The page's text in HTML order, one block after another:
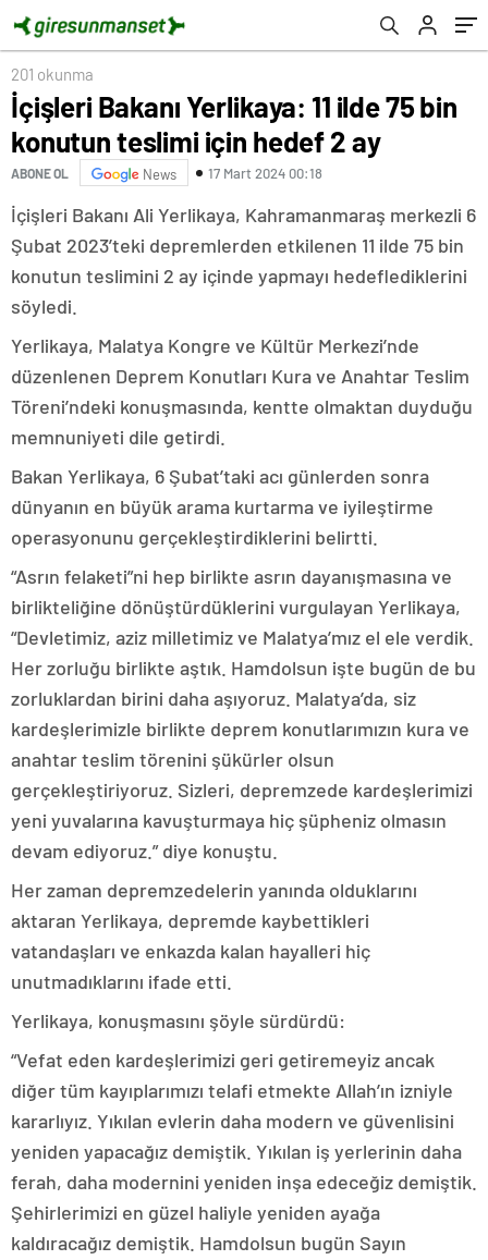
201 okunma
İçişleri Bakanı Yerlikaya: 11 ilde 75 bin
konutun teslimi için hedef 2 ay
ABONE OL News 17 Mart 2024 00:18
İçişleri Bakanı Ali Yerlikaya, Kahramanmaraş merkezli 6
Şubat 2023’teki depremlerden etkilenen 11 ilde 75 bin
konutun teslimini 2 ay içinde yapmayı hedeflediklerini
söyledi.
Yerlikaya, Malatya Kongre ve Kültür Merkezi’nde
düzenlenen Deprem Konutları Kura ve Anahtar Teslim
Töreni’ndeki konuşmasında, kentte olmaktan duyduğu
memnuniyeti dile getirdi.
Bakan Yerlikaya, 6 Şubat’taki acı günlerden sonra
dünyanın en büyük arama kurtarma ve iyileştirme
operasyonunu gerçekleştirdiklerini belirtti.
“Asrın felaketi”ni hep birlikte asrın dayanışmasına ve
birlikteliğine dönüştürdüklerini vurgulayan Yerlikaya,
“Devletimiz, aziz milletimiz ve Malatya’mız el ele verdik.
Her zorluğu birlikte aştık. Hamdolsun işte bugün de bu
zorluklardan birini daha aşıyoruz. Malatya’da, siz
kardeşlerimizle birlikte deprem konutlarımızın kura ve
anahtar teslim törenini şükürler olsun
gerçekleştiriyoruz. Sizleri, depremzede kardeşlerimizi
yeni yuvalarına kavuşturmaya hiç şüpheniz olmasın
devam ediyoruz.” diye konuştu.
Her zaman depremzedelerin yanında olduklarını
aktaran Yerlikaya, depremde kaybettikleri
vatandaşları ve enkazda kalan hayalleri hiç
unutmadıklarını ifade etti.
Yerlikaya, konuşmasını şöyle sürdürdü:
“Vefat eden kardeşlerimizi geri getiremeyiz ancak
diğer tüm kayıplarımızı telafi etmekte Allah’ın izniyle
kararlıyız. Yıkılan evlerin daha modern ve güvenlisini
yeniden yapacağız demiştik. Yıkılan iş yerlerinin daha
ferah, daha modernini yeniden inşa edeceğiz demiştik.
Şehirlerimizi en güzel haliyle yeniden ayağa
kaldıracağız demiştik. Hamdolsun bugün Sayın